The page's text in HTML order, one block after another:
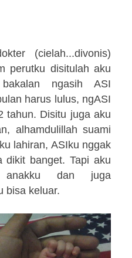
(cielah...divonis)
perutku disitulah aku
ngasih ASI
harus lulus, ngASI
tahun. Disitu juga aku
alhamdulillah suami
lahiran, ASIku nggak
dikit banget. Tapi aku
anakku dan juga
bisa keluar.